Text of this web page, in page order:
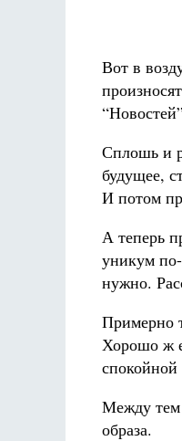
Вот в
Сплошь и
будущее,
И потом
А теперь
уникум по-
нужно.
Примерно
Хорошо ж
Между тем
образа.